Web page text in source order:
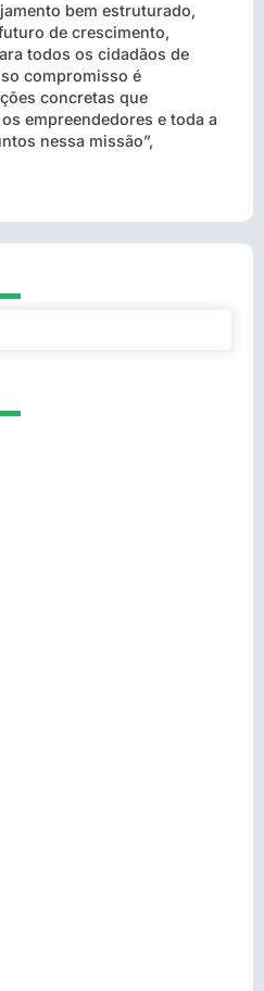
bem estruturado,
de crescimento,
todos os cidadãos de
compromisso é
concretas que
empreendedores e toda a
nessa missão”,